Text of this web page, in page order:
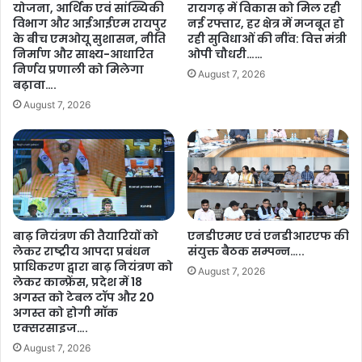
ष
ज्ञ
स्वा
स्थ्य
से
वा
…
.
के
त
ह
त
दि
व्यां
ज
नों
ए
वं
व
रि
ष्ठ
ज
नों
का
स
म्मा
न
…
योजना, आर्थिक एवं सांख्यिकी
विभाग और आईआईएम रायपुर
के बीच एमओयू सुशासन, नीति
निर्माण और साक्ष्य-आधारित
निर्णय प्रणाली को मिलेगा
बढ़ावा….
August 7, 2026
रायगढ़ में विकास को मिल रही
नई रफ्तार, हर क्षेत्र में मजबूत हो
रही सुविधाओं की नींव: वित्त मंत्री
ओपी चौधरी……
August 7, 2026
बाढ़ नियंत्रण की तैयारियों को
लेकर राष्ट्रीय आपदा प्रबंधन
प्राधिकरण द्वारा बाढ़ नियंत्रण को
लेकर कान्फ्रेंस, प्रदेश में 18
अगस्त को टेबल टॉप और 20
अगस्त को होगी मॉक
एक्सरसाइज….
August 7, 2026
एनडीएमए एवं एनडीआरएफ की
संयुक्त बैठक सम्पन्न…..
August 7, 2026